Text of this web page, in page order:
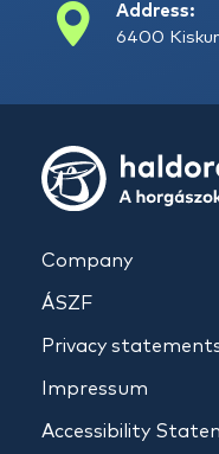
Address:
6400
Company
ÁSZF
Privacy
Impressum
Accessibility